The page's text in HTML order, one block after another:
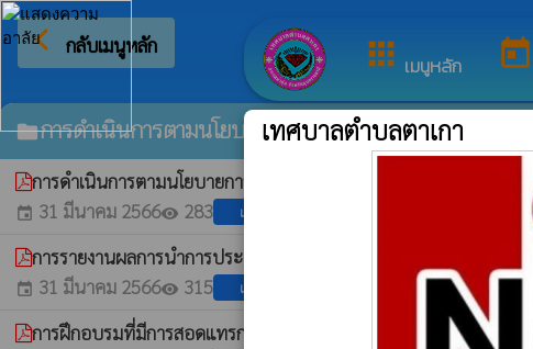
apps เมนูหลัก today
arrow_back_ios กลับเมนูหลัก ยินดีต้อนรับ
folderการดำเนินการตามนโยบายการบริหารทรัพยากรบุคคล
การดำเนินการตามนโยบายการบริหารทรัพยากรบุคคลของเทศบาลต
event 31 มีนาคม 2566visibility 283 แชร์
การรายงานผลการนำการประเมินจริยธรรมไปใช้ในกระบวนการบริ
event 31 มีนาคม 2566visibility 315 แชร์
การฝึกอบรมที่มีการสอดแทรกสาระด้านจริยธรรมของเจ้าหน้าที่รัฐ ป
เทศบาลตำบลตาเกา